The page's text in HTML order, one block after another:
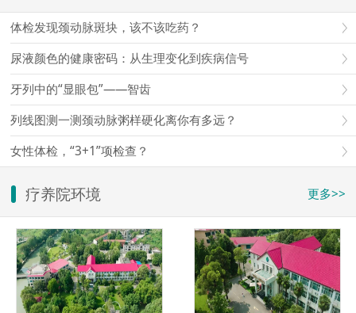
体检发现颈动脉斑块，该不该吃药？
尿液颜色的健康密码：从生理变化到疾病信号
牙列中的“显眼包”——智齿
列线图测一测颈动脉粥样硬化离你有多远？
女性体检，“3+1”项检查？
疗养院环境 更多>>